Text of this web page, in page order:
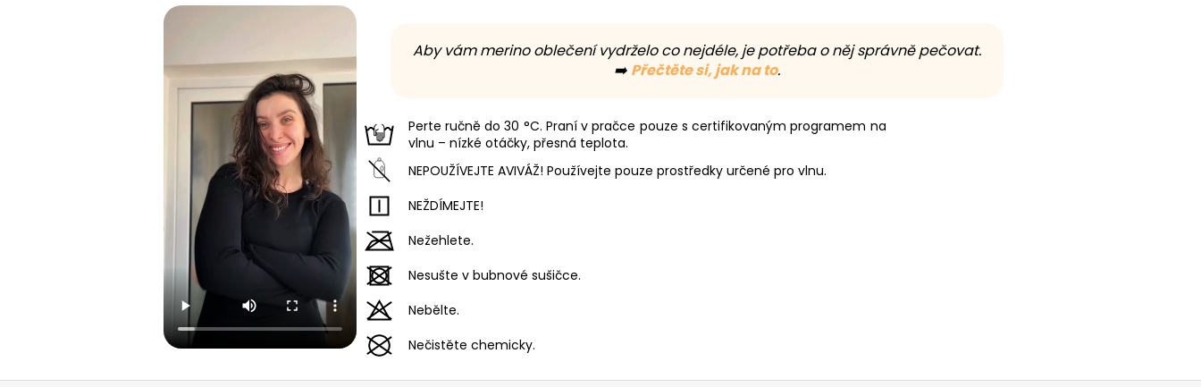
Aby vám merino oblečení vydrželo co nejdéle, je potřeba o něj správně pečovat.
➡️ Přečtěte si, jak na to.
Perte ručně do 30 °C. Praní v pračce pouze s certifikovaným programem na
vlnu – nízké otáčky, přesná teplota.
NEPOUŽÍVEJTE AVIVÁŽ! Používejte pouze prostředky určené pro vlnu.
NEŽDÍMEJTE!
Nežehlete.
Nesušte v bubnové sušičce.
Nebělte.
Nečistěte chemicky.